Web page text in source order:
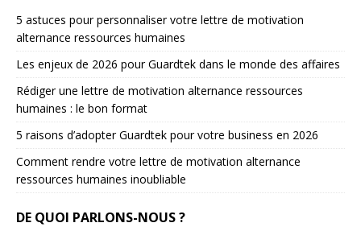
5 astuces pour personnaliser votre lettre de motivation
alternance ressources humaines
Les enjeux de 2026 pour Guardtek dans le monde des affaires
Rédiger une lettre de motivation alternance ressources
humaines : le bon format
5 raisons d’adopter Guardtek pour votre business en 2026
Comment rendre votre lettre de motivation alternance
ressources humaines inoubliable
DE QUOI PARLONS-NOUS ?